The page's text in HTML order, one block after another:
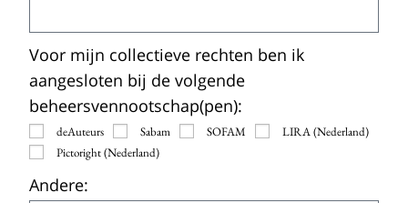
Voor mijn collectieve rechten ben ik
aangesloten bij de volgende
beheersvennootschap(pen):
deAuteurs Sabam SOFAM
LIRA (Nederland)
Pictoright (Nederland)
Andere: